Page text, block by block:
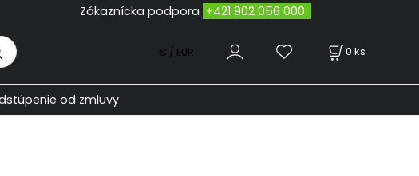
+421 902 056 000
0 ks
€ / EUR
od zmluvy